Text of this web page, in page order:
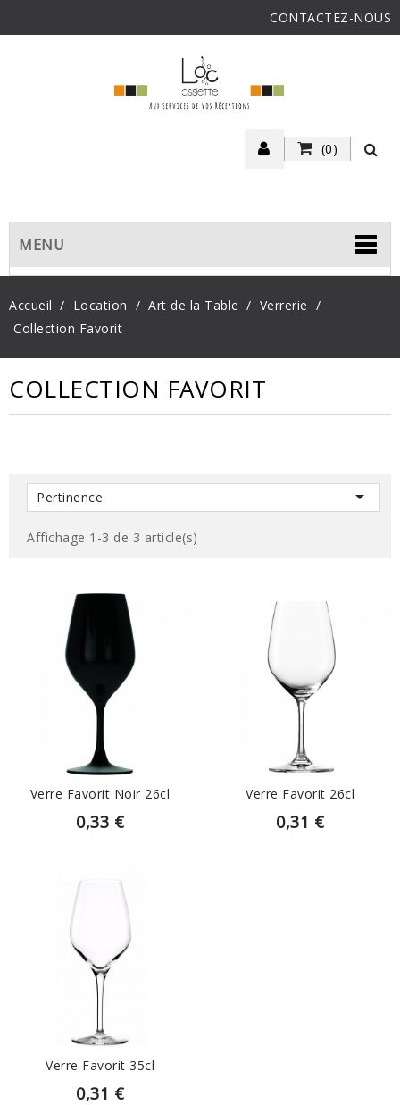
CONTACTEZ-NOUS
(0)
MENU
Accueil Location Art de la Table
Verrerie
Collection Favorit
COLLECTION FAVORIT
Pertinence 
Affichage 1-3 de 3 article(s)
EN SAVOIR PLUS
Verre Favorit Noir 26cl
0,33 €
EN SAVOIR PLUS
Verre Favorit 26cl
0,31 €
EN SAVOIR PLUS
Verre Favorit 35cl
0,31 €